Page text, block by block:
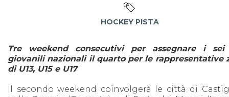
HOCKEY PISTA
Tre weekend consecutivi per assegnare i
giovanili nazionali il quarto per le rappresentative
di U13, U15 e U17
Il secondo weekend coinvolgerà le città di